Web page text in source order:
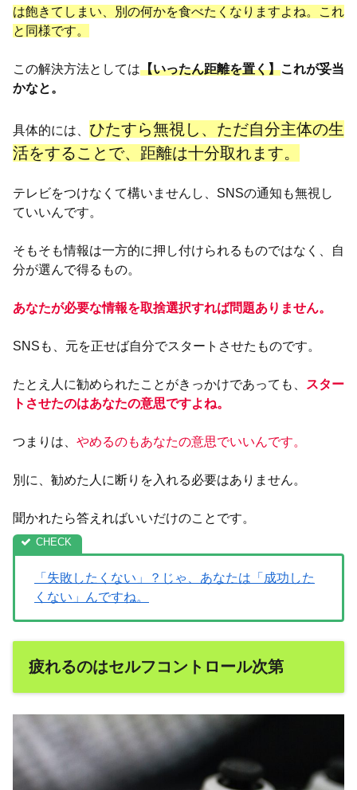
は飽きてしまい、別の何かを食べたくなりますよね。これ
と同様です。
この解決方法としては【いったん距離を置く】これが妥当
かなと。
具体的には、 ひたすら無視し、ただ自分主体の生
活をすることで、距離は十分取れます。
テレビをつけなくて構いませんし、SNSの通知も無視し
ていいんです。
そもそも情報は一方的に押し付けられるものではなく、自
分が選んで得るもの。
あなたが必要な情報を取捨選択すれば問題ありません。
SNSも、元を正せば自分でスタートさせたものです。
たとえ人に勧められたことがきっかけであっても、
スター
トさせたのはあなたの意思ですよね。
つまりは、 やめるのもあなたの意思でいいんです。
別に、勧めた人に断りを入れる必要はありません。
聞かれたら答えればいいだけのことです。
「失敗したくない」？じゃ、あなたは「成功した
くない」んですね。
疲れるのはセルフコントロール次第